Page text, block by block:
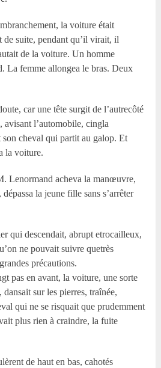
la voiture était
de suite, pendant qu’il virait, il
de la voiture. Un homme
La femme allongea le bras. Deux
car une tête surgit de l’autrecôté
avisant l’automobile, cingla
son cheval qui partit au galop. Et
la voiture.
Lenormand acheva la manœuvre,
la jeune fille sans s’arrêter
qui descendait, abrupt etrocailleux,
ne pouvait suivre quetrès
précautions.
pas en avant, la voiture, une sorte
sur les pierres, traînée,
qui ne se risquait que prudemment
plus rien à craindre, la fuite
de haut en bas, cahotés